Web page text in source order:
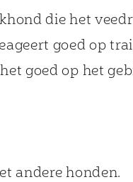
die het
goed op
goed op het
andere honden.